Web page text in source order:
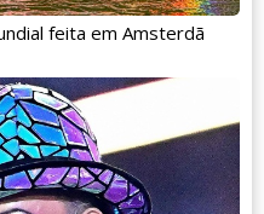
feita em Amsterdã